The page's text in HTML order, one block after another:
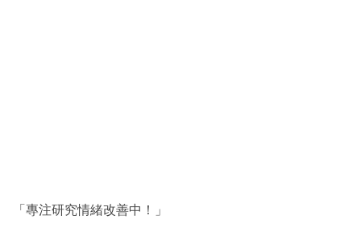
區
「專注研究情緒改善中！」